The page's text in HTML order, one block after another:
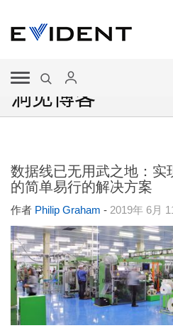
洞见博客
数据线已无用武之地：实
的简单易行的解决方案
作者 Philip Graham - 2019年 6月